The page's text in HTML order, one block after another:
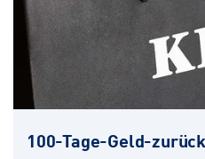
100-Tage-Geld-